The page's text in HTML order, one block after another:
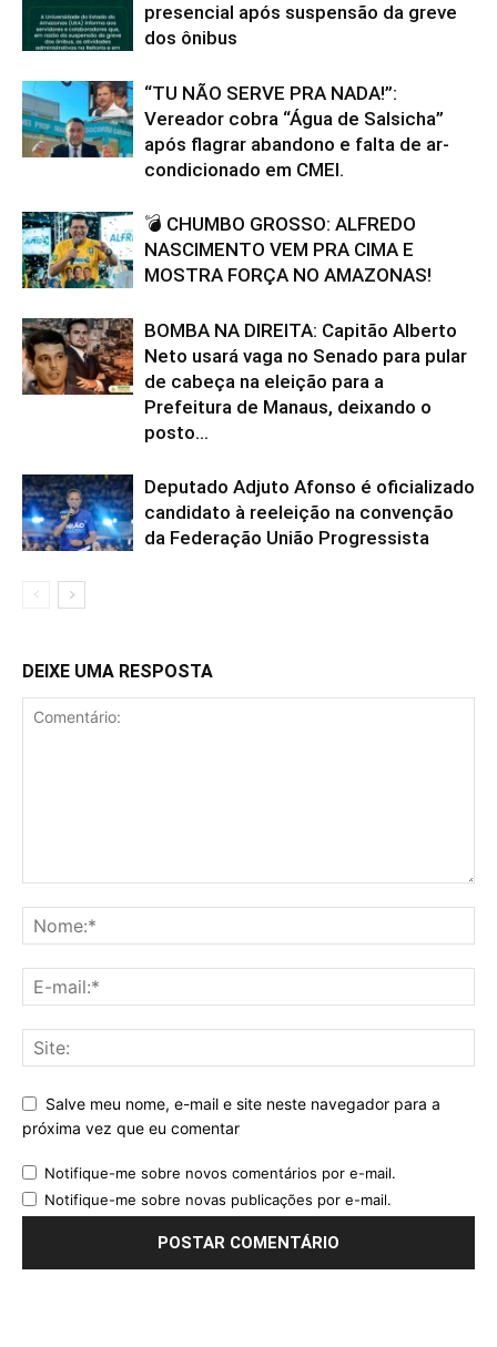
presencial após suspensão da greve
dos ônibus
“TU NÃO SERVE PRA NADA!”:
Vereador cobra “Água de Salsicha”
após flagrar abandono e falta de ar-
condicionado em CMEI.
💣 CHUMBO GROSSO: ALFREDO
NASCIMENTO VEM PRA CIMA E
MOSTRA FORÇA NO AMAZONAS!
BOMBA NA DIREITA: Capitão Alberto
Neto usará vaga no Senado para pular
de cabeça na eleição para a
Prefeitura de Manaus, deixando o
posto...
Deputado Adjuto Afonso é oficializado
candidato à reeleição na convenção
da Federação União Progressista
DEIXE UMA RESPOSTA
Salve meu nome, e-mail e site neste navegador para a
próxima vez que eu comentar
Notifique-me sobre novos comentários por e-mail.
Notifique-me sobre novas publicações por e-mail.